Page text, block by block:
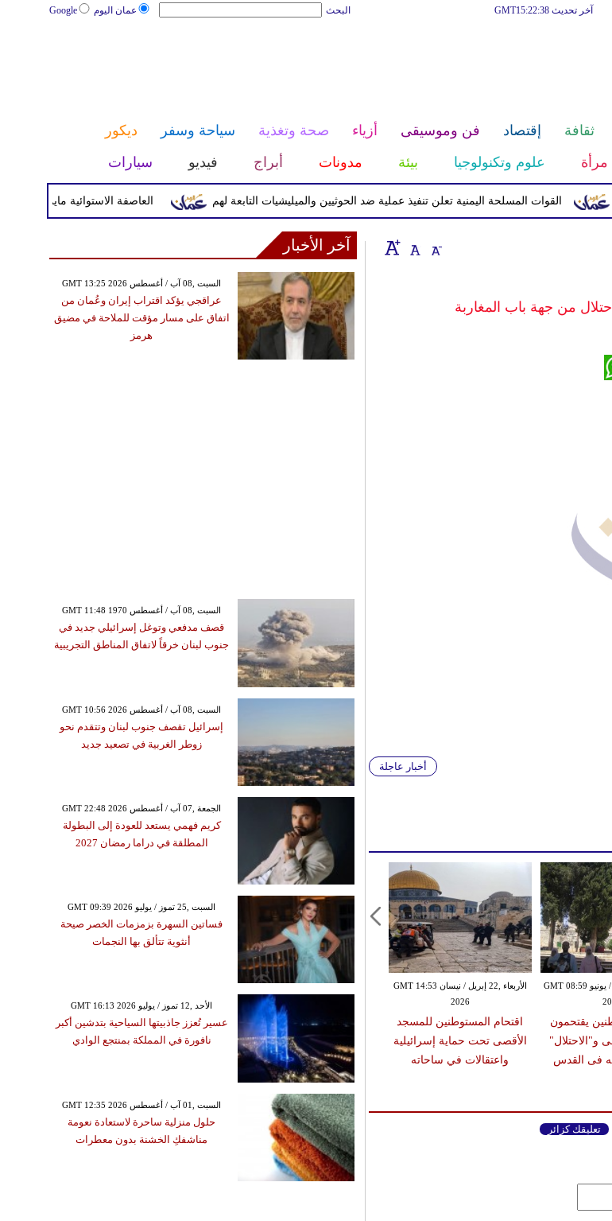
عمان اليوم Google البحث آخر تحديث GMT15:22:38
ثقافة إقتصاد فن وموسيقى أزياء صحة وتغذية سياحة وسفر
ديكور
مرأة علوم وتكنولوجيا بيئة مدونات أبراج فيديو سيارات
العاصفة الاستوائية مايماي تضرب القوات المسلحة اليمنية تعلن تنفيذ عملية ضد الحوثيين والميليشيات التابعة لهم
من جهة باب المغاربة
أخبار عاجلة
الأربعاء ,22 إبريل / نيسان GMT 14:53
2026
اقتحام المستوطنين للمسجد
الأقصى تحت حماية إسرائيلية
واعتقالات في ساحاته
الأربعاء ,05 حزيران / يونيو GMT 08:59
يقتحمون
و"الاحتلال"
فى القدس
تعليقك كزائر
آخر الأخبار
GMT 13:25 2026 السبت ,08 آب / أغسطس
عراقجي يؤكد اقتراب إيران وعُمان من
اتفاق على مسار مؤقت للملاحة في مضيق
هرمز
GMT 11:48 1970 السبت ,08 آب / أغسطس
قصف مدفعي وتوغل إسرائيلي جديد في
جنوب لبنان خرقاً لاتفاق المناطق التجريبية
GMT 10:56 2026 السبت ,08 آب / أغسطس
إسرائيل تقصف جنوب لبنان وتتقدم نحو
زوطر الغربية في تصعيد جديد
GMT 22:48 2026 الجمعة ,07 آب / أغسطس
كريم فهمي يستعد للعودة إلى البطولة
المطلقة في دراما رمضان 2027
GMT 09:39 2026 السبت ,25 تموز / يوليو
فساتين السهرة بزمزمات الخصر صيحة
أنثوية تتألق بها النجمات
GMT 16:13 2026 الأحد ,12 تموز / يوليو
عسير تُعزز جاذبيتها السياحية بتدشين أكبر
نافورة في المملكة بمنتجع الوادي
GMT 12:35 2026 السبت ,01 آب / أغسطس
حلول منزلية ساحرة لاستعادة نعومة
مناشفكِ الخشنة بدون معطرات